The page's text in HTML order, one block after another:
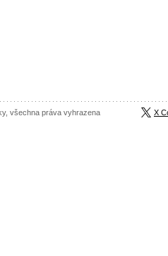
všechna práva vyhrazena X